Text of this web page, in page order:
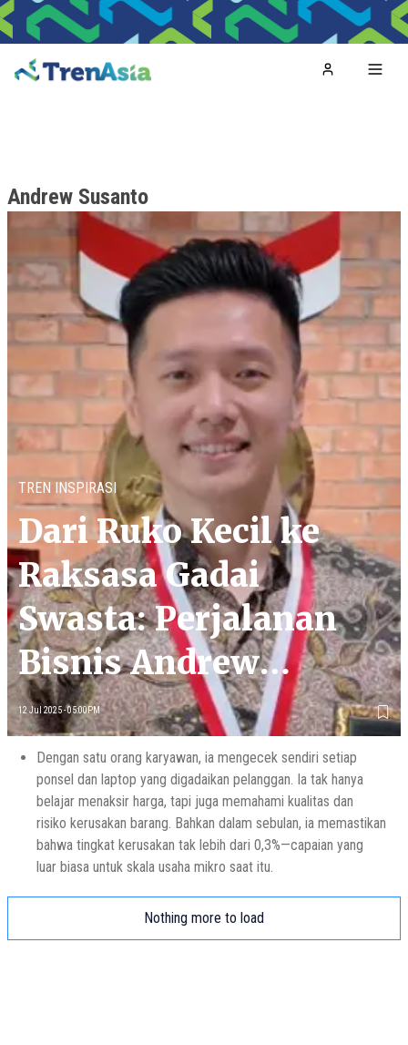
Home
Andrew Susanto
TREN INSPIRASI
Dari Ruko Kecil ke
Raksasa Gadai
Swasta: Perjalanan
Bisnis Andrew
Susanto
12 Jul 2025 - 05:00PM
Dengan satu orang karyawan, ia mengecek sendiri setiap
ponsel dan laptop yang digadaikan pelanggan. Ia tak hanya
belajar menaksir harga, tapi juga memahami kualitas dan
risiko kerusakan barang. Bahkan dalam sebulan, ia memastikan
bahwa tingkat kerusakan tak lebih dari 0,3%—capaian yang
luar biasa untuk skala usaha mikro saat itu.
Nothing more to load